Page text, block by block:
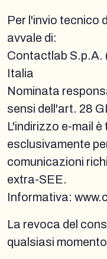
Per l'invio tecnico
avvale di:
Contactlab S.p.A.
Italia
Nominata
sensi dell'art. 28
L'indirizzo e-mail
esclusivamente
comunicazioni
extra-SEE.
Informativa:
La revoca del
qualsiasi